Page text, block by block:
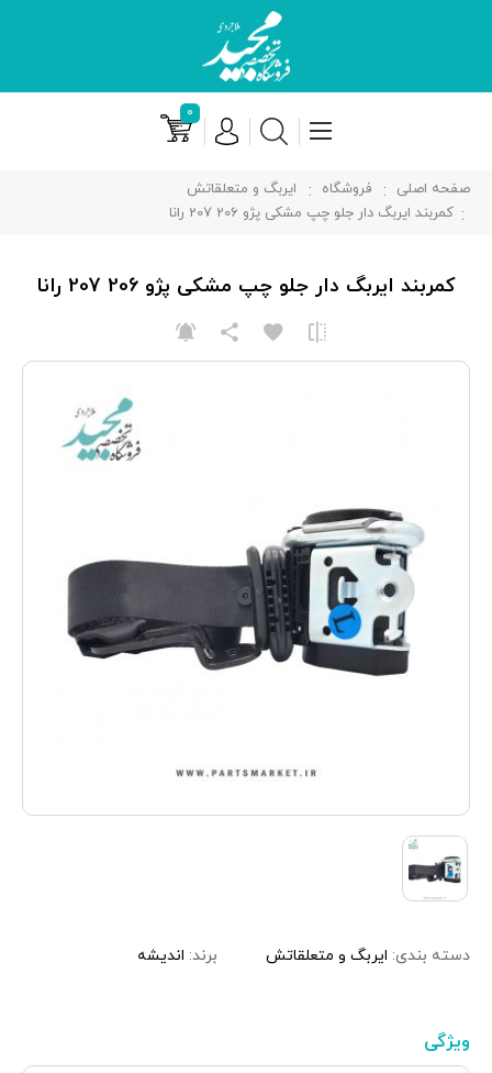
۰
صفحه اصلی فروشگاه
ایربگ و متعلقاتش
کمربند ایربگ دار جلو چپ مشکی پژو 206 207 رانا
دسته بندی: ایربگ و متعلقاتش برند: اندیشه
ویژگی
کمربند ایربگ دار جلو چپ مشکی پژو 206 207 رانا